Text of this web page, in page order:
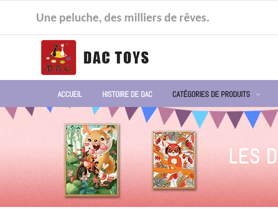
Une peluche, des milliers de rêves.
ACCUEIL HISTOIRE DE DAC CATÉGORIES DE PRODUITS
LES